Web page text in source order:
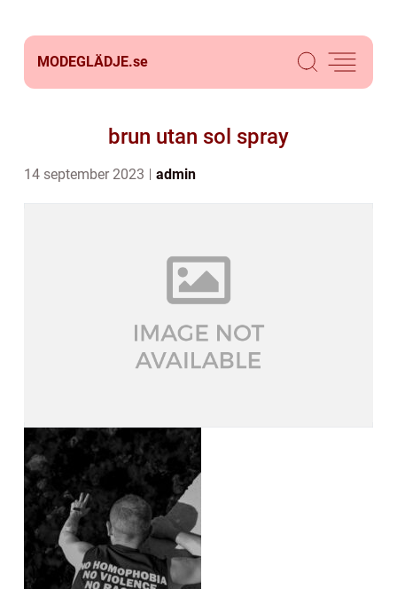
MODEGLÄDJE.se
brun utan sol spray
14 september 2023 admin